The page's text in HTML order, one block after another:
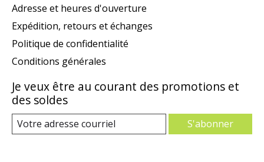
Adresse et heures d'ouverture
Expédition, retours et échanges
Politique de confidentialité
Conditions générales
Je veux être au courant des promotions et
des soldes
S'abonner